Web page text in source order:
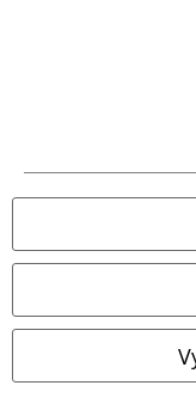
Všechny ceny jsou
© 1986-2026 EMP
Naše online